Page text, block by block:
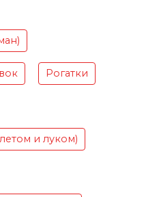
Рогатки
и луком)